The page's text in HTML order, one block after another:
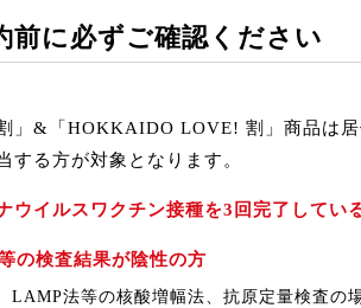
前に必ずご確認ください
」&「HOKKAIDO LOVE! 割」商品は
する方が対象となります。
ウイルスワクチン接種を3回完了してい
の検査結果が陰性の方
LAMP法等の核酸増幅法、抗原定量検査の場